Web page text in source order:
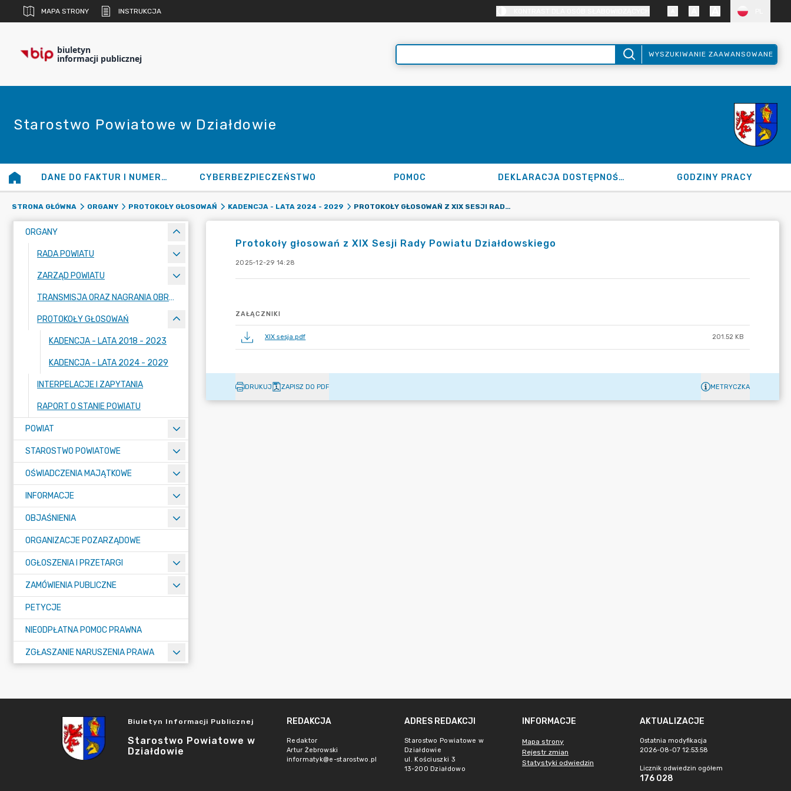
MAPA STRONY INSTRUKCJA
biuletyn
informacji publicznej WYSZUKIWANIE ZAAWANSOWANE
Starostwo Powiatowe w Działdowie
DANE DO FAKTUR I NUMERY KONT CYBERBEZPIECZEŃSTWO POMOC DEKLARACJA DOSTĘPNOŚCI GODZINY PRACY
STRONA GŁÓWNA ORGANY PROTOKOŁY GŁOSOWAŃ KADENCJA - LATA 2024 - 2029 PROTOKOŁY GŁOSOWAŃ Z XIX SESJI RADY POWIATU DZIAŁDOWSKIEGO
ORGANY
RADA POWIATU
ZARZĄD POWIATU
TRANSMISJA ORAZ NAGRANIA OBRAD SESJI
PROTOKOŁY GŁOSOWAŃ
KADENCJA - LATA 2018 - 2023
KADENCJA - LATA 2024 - 2029
INTERPELACJE I ZAPYTANIA
RAPORT O STANIE POWIATU
POWIAT
STAROSTWO POWIATOWE
OŚWIADCZENIA MAJĄTKOWE
INFORMACJE
OBJAŚNIENIA
ORGANIZACJE POZARZĄDOWE
OGŁOSZENIA I PRZETARGI
ZAMÓWIENIA PUBLICZNE
PETYCJE
NIEODPŁATNA POMOC PRAWNA
ZGŁASZANIE NARUSZENIA PRAWA
Protokoły głosowań z XIX Sesji Rady Powiatu Działdowskiego
2025-12-29 14:28
ZAŁĄCZNIKI
XIX sesja.pdf 201.52 KB
DRUKUJ ZAPISZ DO PDF METRYCZKA
Biuletyn Informacji Publicznej
Starostwo Powiatowe w
Działdowie
REDAKCJA
Redaktor
Artur Żebrowski
informatyk@e-starostwo.pl
ADRES REDAKCJI
Starostwo Powiatowe w
Działdowie
ul. Kościuszki 3
13-200 Działdowo
INFORMACJE
Mapa strony
Rejestr zmian
Statystyki odwiedzin
AKTUALIZACJE
Ostatnia modyfikacja
2026-08-07 12:53:58
Licznik odwiedzin ogółem
176 028